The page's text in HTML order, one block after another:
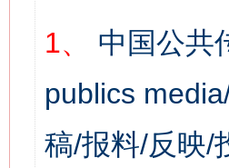
1、
中国公共
publics
稿/报料/反映/